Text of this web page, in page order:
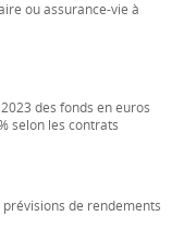
ou assurance-vie à
des fonds en euros
selon les contrats
de rendements